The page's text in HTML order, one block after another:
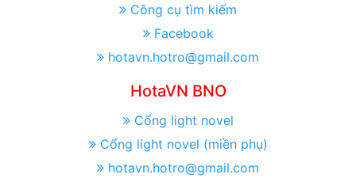
Công cụ tìm kiếm
Facebook
hotavn.hotro@gmail.com
HotaVN BNO
Cổng light novel
Cổng light novel (miền phụ)
hotavn.hotro@gmail.com